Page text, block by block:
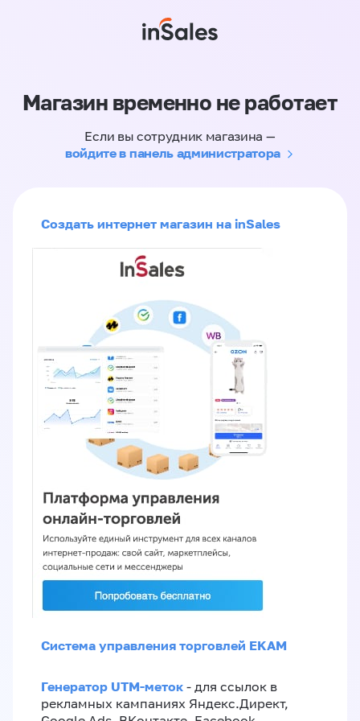
Магазин временно не работает
Если вы сотрудник магазина —
войдите в панель администратора
Создать интернет магазин на inSales
Система управления торговлей EKAM
Генератор UTM-меток - для ссылок в
рекламных кампаниях Яндекс.Директ,